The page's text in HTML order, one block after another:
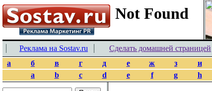
Реклама на Sostav.ru Сделать домашней страницей
а
б в г д е ж з и
a
b c d e f g h